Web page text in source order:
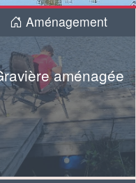
Aménagement
aménagée